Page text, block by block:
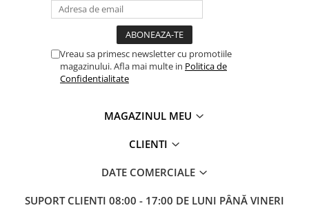
Vreau sa primesc newsletter cu promotiile
magazinului. Afla mai multe in Politica de
Confidentialitate
MAGAZINUL MEU
CLIENTI
DATE COMERCIALE
SUPORT CLIENTI 08:00 - 17:00 DE LUNI PÂNĂ VINERI